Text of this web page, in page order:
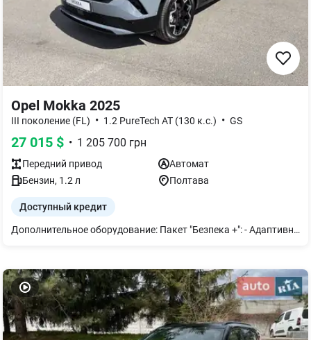
Opel Mokka 2025
III поколение (FL) • 1.2 PureTech AT (130 к.с.) • GS
27 015 $ • 1 205 700 грн
Передний привод
Автомат
Бензин, 1.2л Полтава
Доступный кредит
Дополнительное оборудование: Пакет "Безпека +": - Адаптивный Круиз-контроль с функцией полной остановки "Stop&Go" - Система удержания в полосе движения "Lane Positionning Assist" - Система контроля "слепых зон" - Передние и задние датчики парковки - Навигация - Безключевой доступ - Беспроводная зарядка для телефона - Электроскладывание зеркал Обивка сидений замша TRAMONTANE: - Электропривод поперечной поддержки сиденья водителя - Массаж сиденья водителя Легкосплавные колесные диски R18 215/55 Краска эмаль: СЕРАЯ SDP0